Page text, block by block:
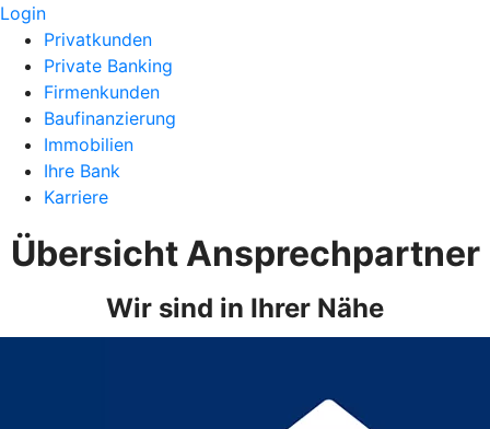
Login
Privatkunden
Private Banking
Firmenkunden
Baufinanzierung
Immobilien
Ihre Bank
Karriere
Übersicht Ansprechpartner
Wir sind in Ihrer Nähe